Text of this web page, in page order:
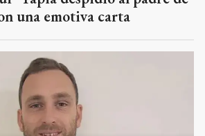
una emotiva carta